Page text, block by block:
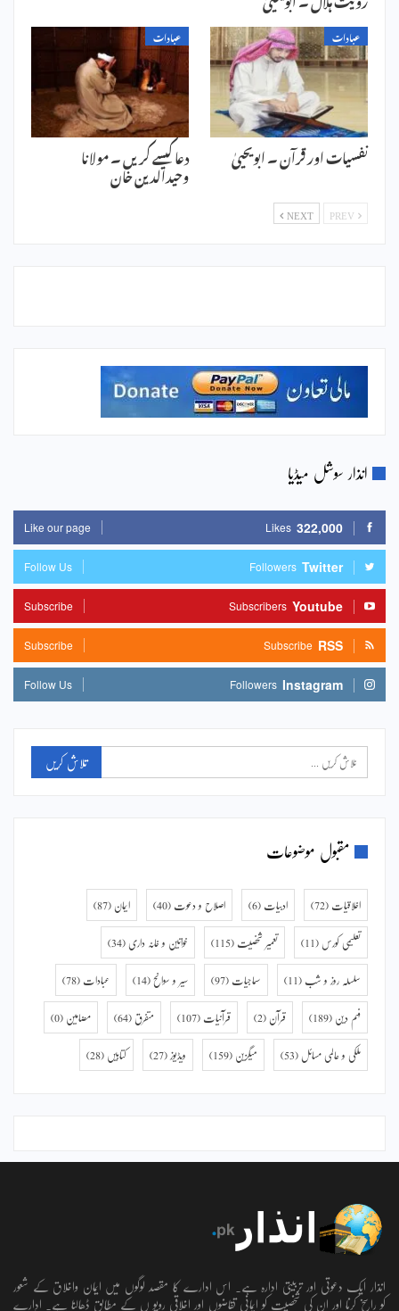
عبادات
نفسیات اور قرآن ۔ ابویحییٰ
عبادات
دعا کیسے کریں ۔ مولانا
وحیدالدین خان
NEXT
انذار سوشل میڈیا
322,000
Likes
Like our page
Twitter
Followers
Follow Us
Youtube
Subscribers
Subscribe
RSS
Subscribe
Subscribe
Instagram
Followers
Follow Us
مقبول موضوعات
اخلاقیات (72) ادبیات (6) اصلاح و دعوت (40) ایمان (87)
تعلیمی کورس (11) تعمیر شخصیت (115) خواتین و خانہ داری (34)
سلسلہ روز و شب (11) سماجیات (97) سیر و سوانح (14) عبادات (78)
فہم دین (189) قرآن (2) قرآنیات (107) متفرق (64) مضامین (0)
ملکی و عالمی مسائل (53) میگزین (159) ویڈیوز (27) کتابیں (28)
انذار ایک دعوتی اور تربیتی ادارہ ہے۔ اس ادارے کا مقصد لوگوں میں ایمان واخلاق کے شعور
کو راسخ کرنا اور ان کی شخصیت کو ایمانی تقاضوں اور اخلاقی رویو ں کے مطابق ڈھالنا ہے۔ ادارے